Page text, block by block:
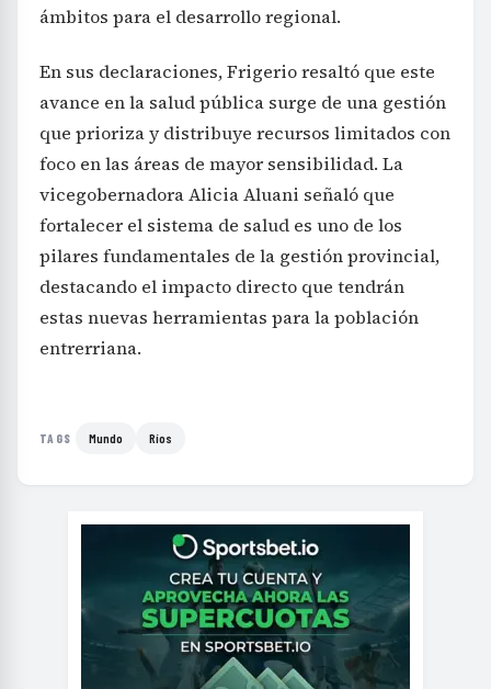
ámbitos para el desarrollo regional.
En sus declaraciones, Frigerio resaltó que este
avance en la salud pública surge de una gestión
que prioriza y distribuye recursos limitados con
foco en las áreas de mayor sensibilidad. La
vicegobernadora Alicia Aluani señaló que
fortalecer el sistema de salud es uno de los
pilares fundamentales de la gestión provincial,
destacando el impacto directo que tendrán
estas nuevas herramientas para la población
entrerriana.
TAGS Mundo Ríos